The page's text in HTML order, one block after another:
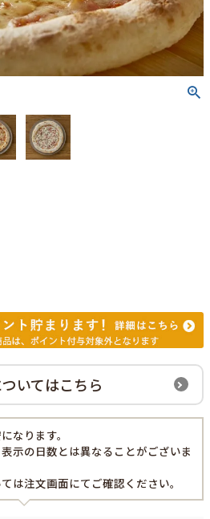
いてはこちら
なります。
示の日数とは異なることがございま
は注文画面にてご確認ください。